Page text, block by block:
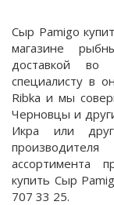
Сыр Pamigo
магазине
доставкой во
специалисту в
Ribka и мы
Черновцы и
Икра или
ассортимента
купить Сыр
707 33 25.